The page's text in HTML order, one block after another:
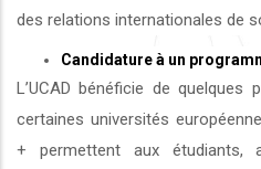
des relations internationales de
Candidature à un
L’UCAD bénéficie de quelques
certaines universités
+ permettent aux étudiants,